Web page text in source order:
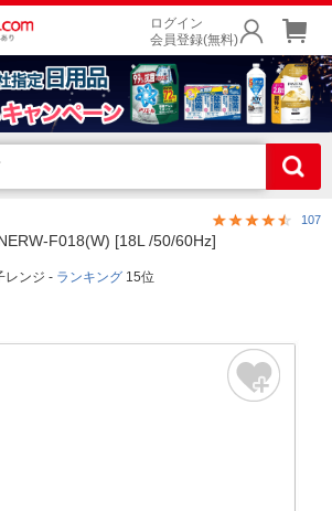
ログイン
会員登録(無料)
107
F018(W) [18L /50/60Hz]
レンジ - ランキング 15位